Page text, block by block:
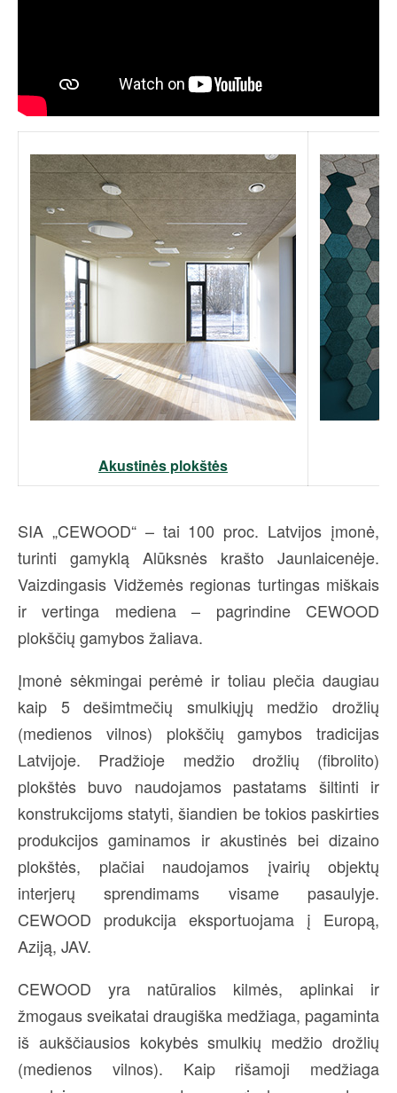
Akustinės plokštės
SIA „CEWOOD“ – tai 100 proc. Latvijos įmonė,
turinti gamyklą Alūksnės krašto Jaunlaicenėje.
Vaizdingasis Vidžemės regionas turtingas miškais
ir vertinga mediena – pagrindine CEWOOD
plokščių gamybos žaliava.
Įmonė sėkmingai perėmė ir toliau plečia daugiau
kaip 5 dešimtmečių smulkiųjų medžio drožlių
(medienos vilnos) plokščių gamybos tradicijas
Latvijoje. Pradžioje medžio drožlių (fibrolito)
plokštės buvo naudojamos pastatams šiltinti ir
konstrukcijoms statyti, šiandien be tokios paskirties
produkcijos gaminamos ir akustinės bei dizaino
plokštės, plačiai naudojamos įvairių objektų
interjerų sprendimams visame pasaulyje.
CEWOOD produkcija eksportuojama į Europą,
Aziją, JAV.
CEWOOD yra natūralios kilmės, aplinkai ir
žmogaus sveikatai draugiška medžiaga, pagaminta
iš aukščiausios kokybės smulkių medžio drožlių
(medienos vilnos). Kaip rišamoji medžiaga